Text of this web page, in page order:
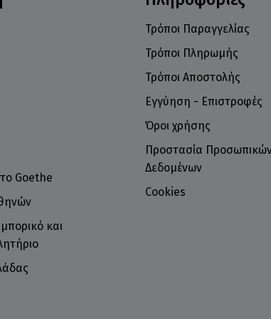
Goethe
και
Τρόποι Παραγγελίας
Τρόποι Πληρωμής
Τρόποι Αποστολής
Εγγύηση - Επιστροφές
Όροι χρήσης
Προστασία
Δεδομένων
Cookies